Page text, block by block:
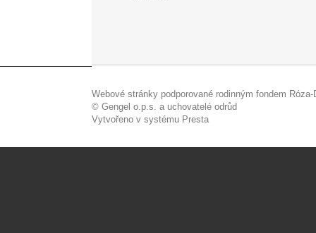
Webové stránky podporované rodinným fondem Róza-
© Gengel o.p.s. a uchovatelé odrůd
Vytvořeno v systému Presta